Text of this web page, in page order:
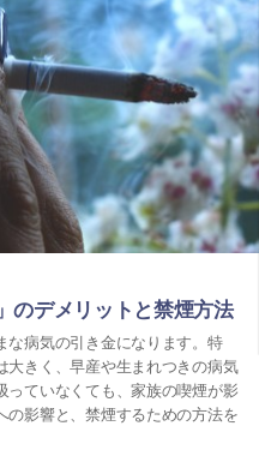
のデメリットと禁煙方法
な病気の引き金になります。特
大きく、早産や生まれつきの病気
っていなくても、家族の喫煙が影
の影響と、禁煙するための方法を